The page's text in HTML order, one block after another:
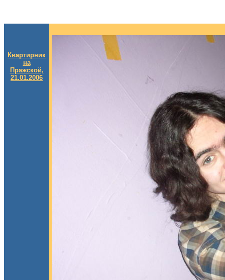
Квартирник
на
Пражской,
21.01.2006